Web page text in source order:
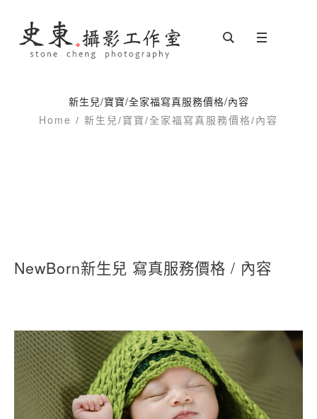
新生兒/寶寶/全家福寫真服務價格/內容
Home / 新生兒/寶寶/全家福寫真服務價格/內容
NewBorn新生兒 寫真服務價格 / 內容